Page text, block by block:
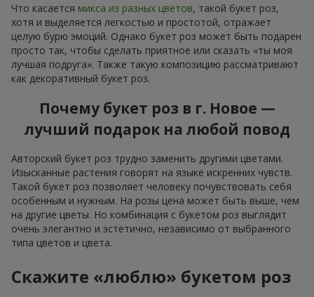
Что касается микса из разных цветов, такой букет роз,
хотя и выделяется легкостью и простотой, отражает
целую бурю эмоций. Однако букет роз может быть подарен
просто так, чтобы сделать приятное или сказать «ты моя
лучшая подруга». Также такую композицию рассматривают
как декоративный букет роз.
Почему букет роз в г. Новое —
лучший подарок на любой повод
Авторский букет роз трудно заменить другими цветами.
Изысканные растения говорят на языке искренних чувств.
Такой букет роз позволяет человеку почувствовать себя
особенным и нужным. На розы цена может быть выше, чем
на другие цветы. Но комбинация с букетом роз выглядит
очень элегантно и эстетично, независимо от выбранного
типа цветов и цвета.
Скажите «люблю» букетом роз